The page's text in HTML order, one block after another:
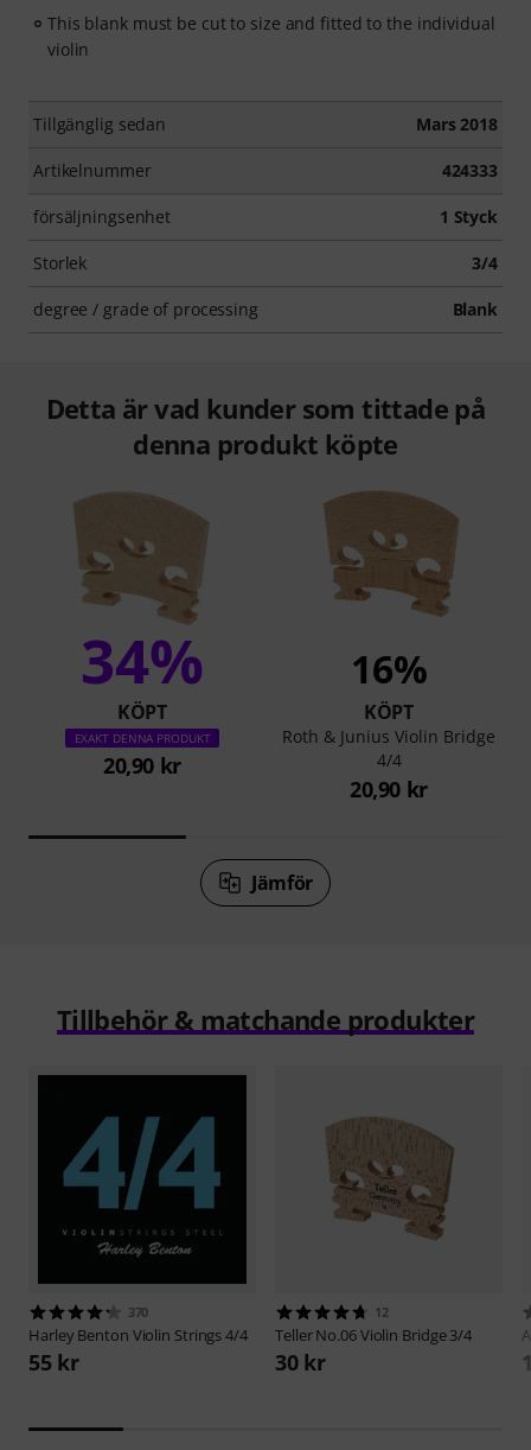
This blank must be cut to size and fitted to the individual
violin
Tillgänglig sedan Mars 2018
Artikelnummer 424333
försäljningsenhet 1 Styck
Storlek 3/4
degree / grade of processing Blank
Detta är vad kunder som tittade på
denna produkt köpte
34%
KÖPT
EXAKT DENNA PRODUKT
20,90 kr
16%
KÖPT
Roth & Junius Violin Bridge
4/4
20,90 kr
Jämför
Tillbehör & matchande produkter
370
Harley Benton Violin Strings 4/4
55 kr
12
TellerNo.06 Violin Bridge 3/4
30 kr